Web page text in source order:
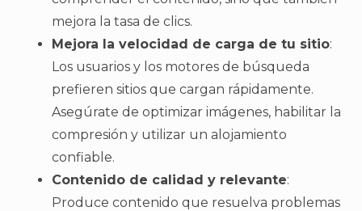
mejora la tasa de clics.
Mejora la velocidad de carga de tu sitio:
Los usuarios y los motores de búsqueda
prefieren sitios que cargan rápidamente.
Asegúrate de optimizar imágenes, habilitar la
compresión y utilizar un alojamiento
confiable.
Contenido de calidad y relevante:
Produce contenido que resuelva problemas